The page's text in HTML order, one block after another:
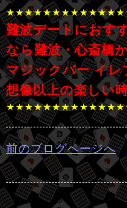
難波デートにおす
なら難波・心斎橋
マジックバー イレ
想像以上の楽しい
前のブログページへ